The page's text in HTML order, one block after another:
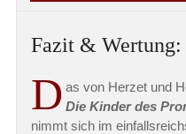
Fazit & Wertung:
D as von Herzet und
Die Kinder des
nimmt sich im